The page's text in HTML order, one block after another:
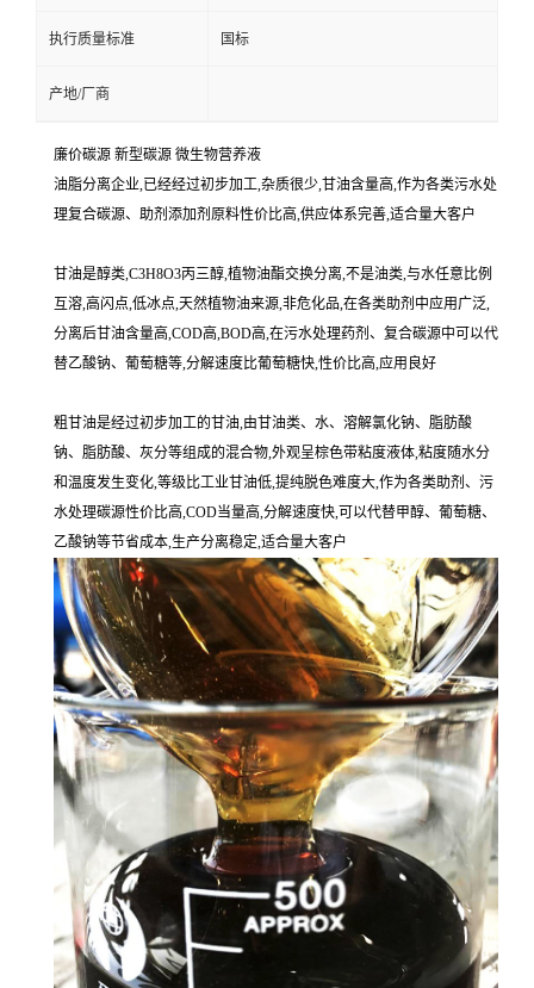
执行质量标准 国标
产地/厂商
廉价碳源 新型碳源 微生物营养液
油脂分离企业,已经经过初步加工,杂质很少,甘油含量高,作为各类污水处
理复合碳源、助剂添加剂原料性价比高,供应体系完善,适合量大客户
甘油是醇类,C3H8O3丙三醇,植物油酯交换分离,不是油类,与水任意比例
互溶,高闪点,低冰点,天然植物油来源,非危化品,在各类助剂中应用广泛,
分离后甘油含量高,COD高,BOD高,在污水处理药剂、复合碳源中可以代
替乙酸钠、葡萄糖等,分解速度比葡萄糖快,性价比高,应用良好
粗甘油是经过初步加工的甘油,由甘油类、水、溶解氯化钠、脂肪酸
钠、脂肪酸、灰分等组成的混合物,外观呈棕色带粘度液体,粘度随水分
和温度发生变化,等级比工业甘油低,提纯脱色难度大,作为各类助剂、污
水处理碳源性价比高,COD当量高,分解速度快,可以代替甲醇、葡萄糖、
乙酸钠等节省成本,生产分离稳定,适合量大客户